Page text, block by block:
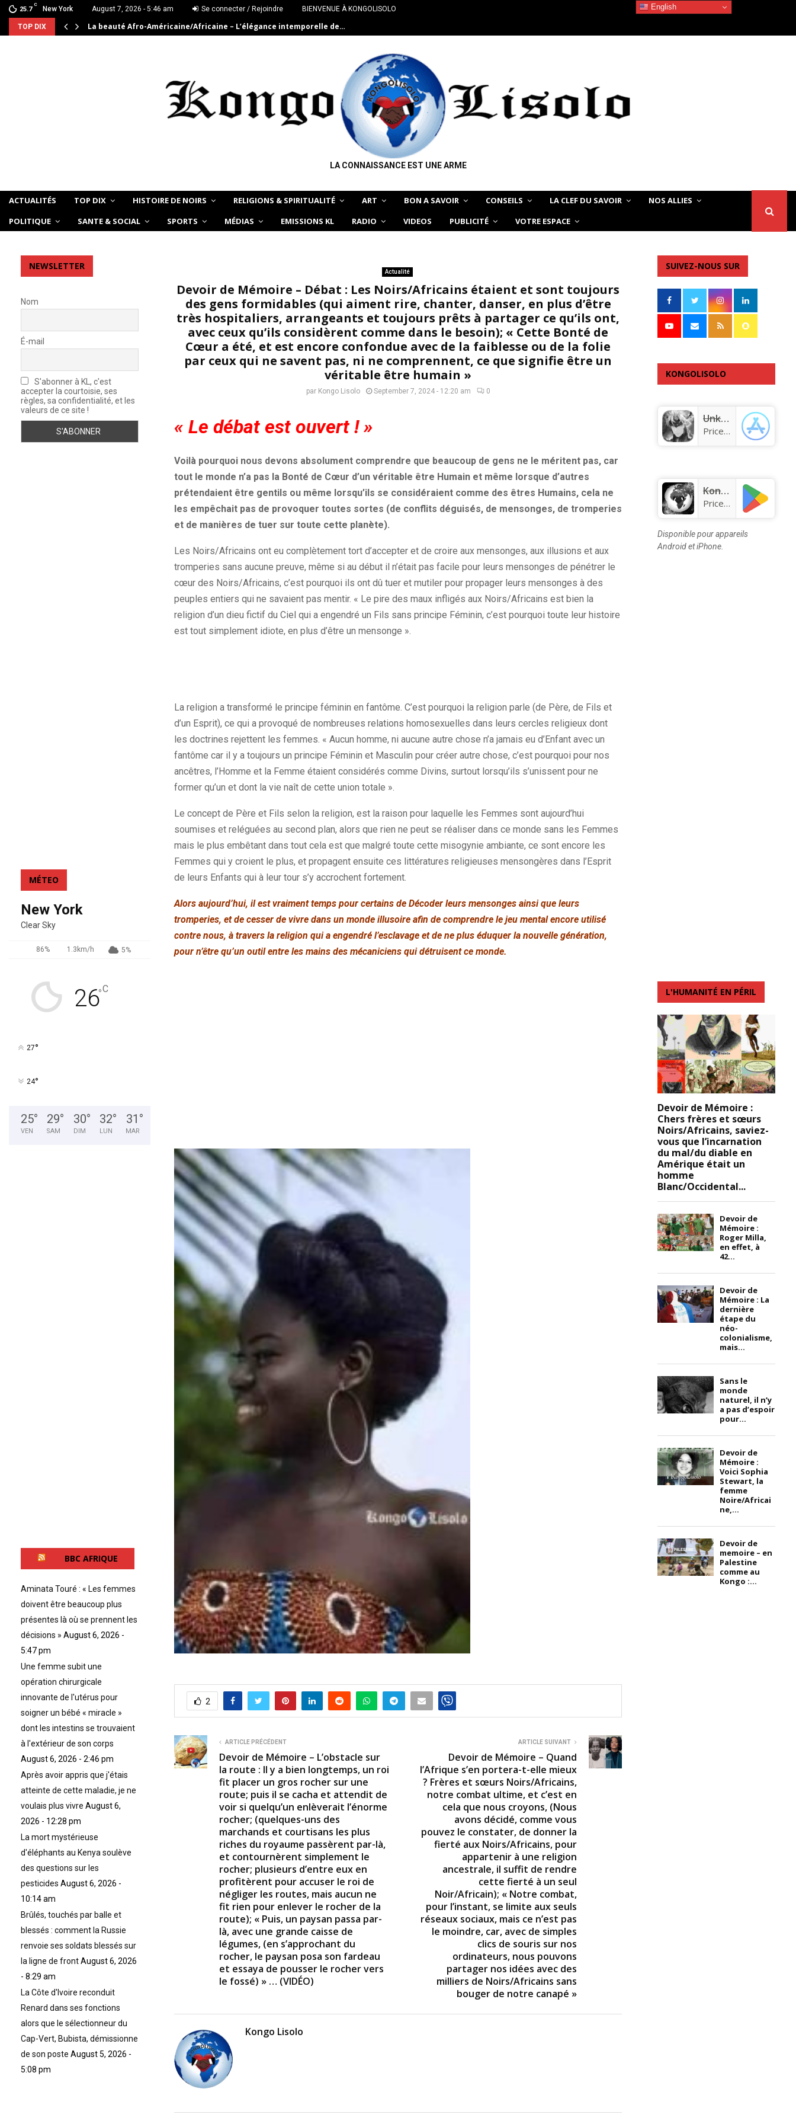
25.7
C
New York August 7, 2026 - 5:46 am Se connecter / Rejoindre BIENVENUE À KONGOLISOLO
TOP DIX La beauté Afro-Américaine/Africaine – L’élégance intemporelle de…
LA CONNAISSANCE EST UNE ARME
ACTUALITÉS TOP DIX HISTOIRE DE NOIRS RELIGIONS & SPIRITUALITÉ ART BON A SAVOIR CONSEILS LA CLEF DU SAVOIR
NOS ALLIES
POLITIQUE
SANTE & SOCIAL SPORTS MÉDIAS EMISSIONS KL RADIO VIDEOS PUBLICITÉ VOTRE ESPACE
Actualité
Devoir de Mémoire – Débat : Les Noirs/Africains étaient et sont toujours
des gens formidables (qui aiment rire, chanter, danser, en plus d’être
très hospitaliers, arrangeants et toujours prêts à partager ce qu’ils ont,
avec ceux qu’ils considèrent comme dans le besoin); « Cette Bonté de
Cœur a été, et est encore confondue avec de la faiblesse ou de la folie
par ceux qui ne savent pas, ni ne comprennent, ce que signifie être un
véritable être humain »
par Kongo Lisolo September 7, 2024 - 12:20 am 0
« Le débat est ouvert ! »
Voilà pourquoi nous devons absolument comprendre que beaucoup de gens ne le méritent pas, car
tout le monde n’a pas la Bonté de Cœur d’un véritable être Humain et même lorsque d’autres
prétendaient être gentils ou même lorsqu’ils se considéraient comme des êtres Humains, cela ne
les empêchait pas de provoquer toutes sortes (de conflits déguisés, de mensonges, de tromperies
et de manières de tuer sur toute cette planète).
Les Noirs/Africains ont eu complètement tort d’accepter et de croire aux mensonges, aux illusions et aux
tromperies sans aucune preuve, même si au début il n’était pas facile pour leurs mensonges de pénétrer le
cœur des Noirs/Africains, c’est pourquoi ils ont dû tuer et mutiler pour propager leurs mensonges à des
peuples entiers qui ne savaient pas mentir. « Le pire des maux infligés aux Noirs/Africains est bien la
religion d’un dieu fictif du Ciel qui a engendré un Fils sans principe Féminin, c’est pourquoi toute leur histoire
est tout simplement idiote, en plus d’être un mensonge ».
La religion a transformé le principe féminin en fantôme. C’est pourquoi la religion parle (de Père, de Fils et
d’un Esprit), ce qui a provoqué de nombreuses relations homosexuelles dans leurs cercles religieux dont
les doctrines rejettent les femmes. « Aucun homme, ni aucune autre chose n’a jamais eu d’Enfant avec un
fantôme car il y a toujours un principe Féminin et Masculin pour créer autre chose, c’est pourquoi pour nos
ancêtres, l’Homme et la Femme étaient considérés comme Divins, surtout lorsqu’ils s’unissent pour ne
former qu’un et dont la vie naît de cette union totale ».
Le concept de Père et Fils selon la religion, est la raison pour laquelle les Femmes sont aujourd’hui
soumises et reléguées au second plan, alors que rien ne peut se réaliser dans ce monde sans les Femmes
mais le plus embêtant dans tout cela est que malgré toute cette misogynie ambiante, ce sont encore les
Femmes qui y croient le plus, et propagent ensuite ces littératures religieuses mensongères dans l’Esprit
de leurs Enfants qui à leur tour s’y accrochent fortement.
Alors aujourd’hui, il est vraiment temps pour certains de Décoder leurs mensonges ainsi que leurs
tromperies, et de cesser de vivre dans un monde illusoire afin de comprendre le jeu mental encore utilisé
contre nous, à travers la religion qui a engendré l’esclavage et de ne plus éduquer la nouvelle génération,
pour n’être qu’un outil entre les mains des mécaniciens qui détruisent ce monde.
2
ARTICLE PRÉCÉDENT
Devoir de Mémoire – L’obstacle sur
la route : Il y a bien longtemps, un roi
fit placer un gros rocher sur une
route; puis il se cacha et attendit de
voir si quelqu’un enlèverait l’énorme
rocher; (quelques-uns des
marchands et courtisans les plus
riches du royaume passèrent par-là,
et contournèrent simplement le
rocher; plusieurs d’entre eux en
profitèrent pour accuser le roi de
négliger les routes, mais aucun ne
fit rien pour enlever le rocher de la
route); « Puis, un paysan passa par-
là, avec une grande caisse de
légumes, (en s’approchant du
rocher, le paysan posa son fardeau
et essaya de pousser le rocher vers
le fossé) » … (VIDÉO)
ARTICLE SUIVANT
Devoir de Mémoire – Quand
l’Afrique s’en portera-t-elle mieux
? Frères et sœurs Noirs/Africains,
notre combat ultime, et c’est en
cela que nous croyons, (Nous
avons décidé, comme vous
pouvez le constater, de donner la
fierté aux Noirs/Africains, pour
appartenir à une religion
ancestrale, il suffit de rendre
cette fierté à un seul
Noir/Africain); « Notre combat,
pour l’instant, se limite aux seuls
réseaux sociaux, mais ce n’est pas
le moindre, car, avec de simples
clics de souris sur nos
ordinateurs, nous pouvons
partager nos idées avec des
milliers de Noirs/Africains sans
bouger de notre canapé »
Kongo Lisolo
NEWSLETTER
Nom
É-mail
S'abonner à KL, c'est
accepter la courtoisie, ses
règles, sa confidentialité, et les
valeurs de ce site !
MÉTEO
New York
Clear Sky
86% 1.3km/h 5%
26°C
27°
24°
25°
VEN
29°
SAM
30°
DIM
32°
LUN
31 °
MAR
BBC AFRIQUE
Aminata Touré : « Les femmes
doivent être beaucoup plus
présentes là où se prennent les
décisions » August 6, 2026 -
5:47 pm
Une femme subit une
opération chirurgicale
innovante de l'utérus pour
soigner un bébé « miracle »
dont les intestins se trouvaient
à l'extérieur de son corps
August 6, 2026 - 2:46 pm
Après avoir appris que j'étais
atteinte de cette maladie, je ne
voulais plus vivre August 6,
2026 - 12:28 pm
La mort mystérieuse
d'éléphants au Kenya soulève
des questions sur les
pesticides August 6, 2026 -
10:14 am
Brûlés, touchés par balle et
blessés : comment la Russie
renvoie ses soldats blessés sur
la ligne de frontAugust 6, 2026
- 8:29 am
La Côte d'Ivoire reconduit
Renard dans ses fonctions
alors que le sélectionneur du
Cap-Vert, Bubista, démissionne
de son poste August 5, 2026 -
5:08 pm
SUIVEZ-NOUS SUR
KONGOLISOLO
Unknown app
Price:Free
KongoLisolo
Price:Free
Disponible pour appareils
Android et iPhone.
L'HUMANITÉ EN PÉRIL
Devoir de Mémoire :
Chers frères et sœurs
Noirs/Africains, saviez-
vous que l’incarnation
du mal/du diable en
Amérique était un
homme
Blanc/Occidental...
Devoir de
Mémoire :
Roger Milla,
en effet, à
42...
Devoir de
Mémoire : La
dernière
étape du
néo-
colonialisme,
mais...
Sans le
monde
naturel, il n’y
a pas d’espoir
pour...
Devoir de
Mémoire :
Voici Sophia
Stewart, la
femme
Noire/Africai
ne,...
Devoir de
memoire – en
Palestine
comme au
Kongo :...
English